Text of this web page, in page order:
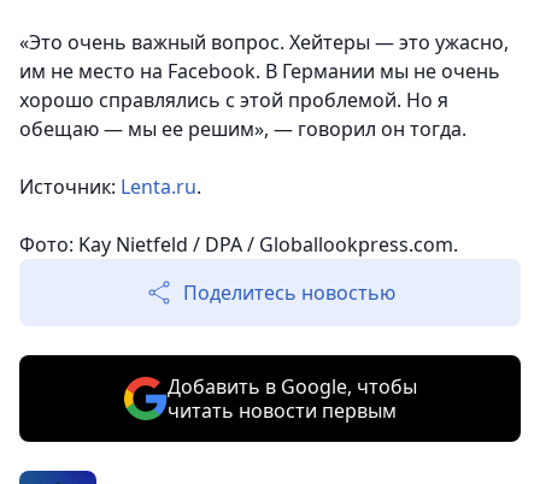
«Это очень важный вопрос. Хейтеры — это ужасно,
им не место на Facebook. В Германии мы не очень
хорошо справлялись с этой проблемой. Но я
обещаю — мы ее решим», — говорил он тогда.
Источник: Lenta.ru.
Фото: Kay Nietfeld / DPA / Globallookpress.com.
Поделитесь новостью
Добавить в Google, чтобы
читать новости первым